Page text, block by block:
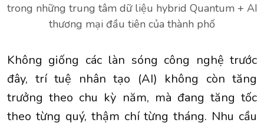
trong những trung tâm dữ liệu hybrid Quantum + AI
thương mại đầu tiên của thành phố
Không giống các làn sóng công nghệ trước
đây, trí tuệ nhân tạo (AI) không còn tăng
trưởng theo chu kỳ năm, mà đang tăng tốc
theo từng quý, thậm chí từng tháng. Nhu cầu